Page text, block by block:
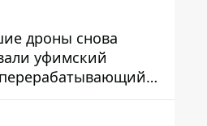
дроны снова
уфимский
– один упал на